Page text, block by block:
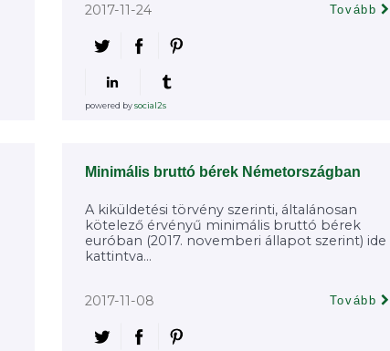
2017-11-24 Tovább
powered bysocial2s
Minimális bruttó bérek Németországban
A kiküldetési törvény szerinti, általánosan
kötelező érvényű minimális bruttó bérek
euróban (2017. novemberi állapot szerint) ide
kattintva...
2017-11-08 Tovább